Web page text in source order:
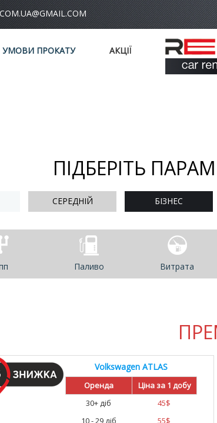
УМОВИ ПРОКАТУ АКЦІЇ
ПІДБЕРІТЬ
СЕРЕДНІЙ БІЗНЕС
Паливо Витрата
Volkswagen ATLAS
Оренда
Ціна за 1 добу
30+ діб
45$
10 - 29 діб
55$